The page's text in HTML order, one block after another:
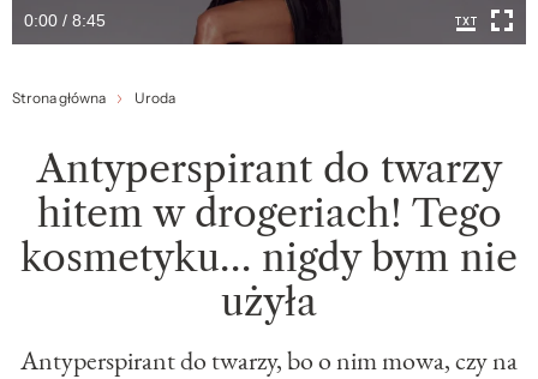
0:00 / 8:45
Strona główna Uroda
Antyperspirant do twarzy
hitem w drogeriach! Tego
kosmetyku… nigdy bym nie
użyła
Antyperspirant do twarzy, bo o nim mowa, czy na